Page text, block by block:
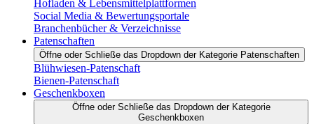
Hofladen & Lebensmittelplattformen
Social Media & Bewertungsportale
Branchenbücher & Verzeichnisse
Patenschaften
Öffne oder Schließe das Dropdown der Kategorie Patenschaften
Blühwiesen-Patenschaft
Bienen-Patenschaft
Geschenkboxen
Öffne oder Schließe das Dropdown der Kategorie
Geschenkboxen